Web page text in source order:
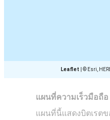
Leaflet © Esri,
แผนที่ความเร็วมือถื
แผนที่นี้แสดงบิตเรตข